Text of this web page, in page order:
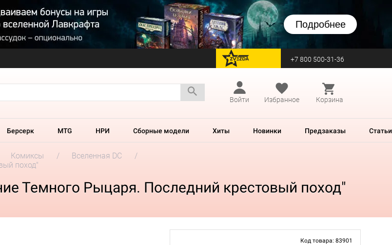
Подробнее
перейти на Zvezda +7 800 500-31-36
Войти
Избранное Корзина
Берсерк MTG НРИ Сборные модели Хиты Новинки Предзаказы Статьи
Комиксы
Вселенная DC
поход"
Темного Рыцаря. Последний крестовый поход"
Код товара: 83901